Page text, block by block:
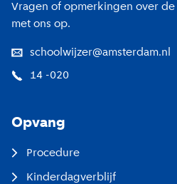
Vragen of opmerkingen over de
met ons op.
schoolwijzer@amsterdam.nl
14 -020
Opvang
Procedure
Kinderdagverblijf